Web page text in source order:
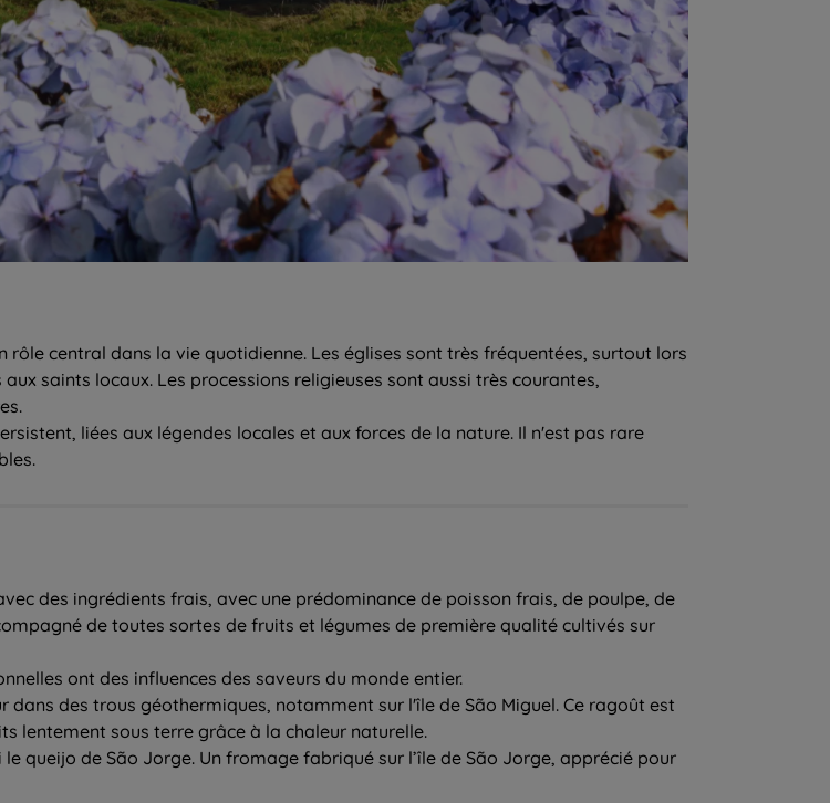
central dans la vie quotidienne. Les églises sont très fréquentées, surtout lors
saints locaux. Les processions religieuses sont aussi très courantes,
liées aux légendes locales et aux forces de la nature. Il n'est pas rare
des ingrédients frais, avec une prédominance de poisson frais, de poulpe, de
de toutes sortes de fruits et légumes de première qualité cultivés sur
ont des influences des saveurs du monde entier.
des trous géothermiques, notamment sur l'île de São Miguel. Ce ragoût est
lentement sous terre grâce à la chaleur naturelle.
queijo de São Jorge. Un fromage fabriqué sur l’île de São Jorge, apprécié pour